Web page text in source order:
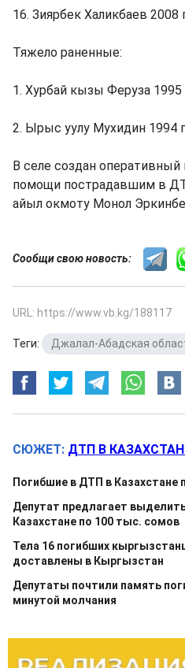
16. Зиярбек Халикбаев 2008
Тяжело раненные:
1. Хурбай кызы Феруза 1995
2. Ырыс уулу Мухидин 1994
В селе создан
помощи пострадавшим в
айыл окмоту Монол
Сообщи свою новость:
URL: https://www.vb.kg/188117
Теги: Джалал-Абадская
СЮЖЕТ: ДТП В
Погибшие в ДТП в Казахстане
Депутат предлагает
Казахстане по 100 тыс. сомов
Тела 16 погибших
доставлены в Кыргызстан
Депутаты почтили память
минутой молчания